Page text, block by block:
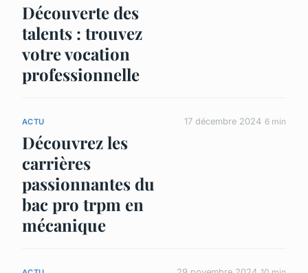
Découverte des
talents : trouvez
votre vocation
professionnelle
ACTU
Découvrez les
carrières
passionnantes du
bac pro trpm en
mécanique
17 décembre 2024 6 min